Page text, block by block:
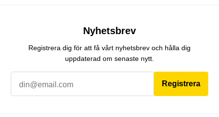
Nyhetsbrev
Registrera dig för att få vårt nyhetsbrev och hålla dig
uppdaterad om senaste nytt.
Registrera